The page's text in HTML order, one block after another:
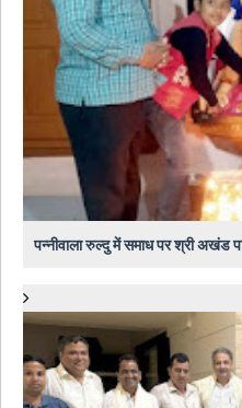
पन्नीवाला रुल्दु में समाध पर श्री अखंड